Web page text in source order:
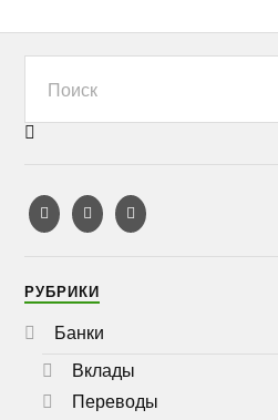
РУБРИКИ
Банки
Вклады
Переводы